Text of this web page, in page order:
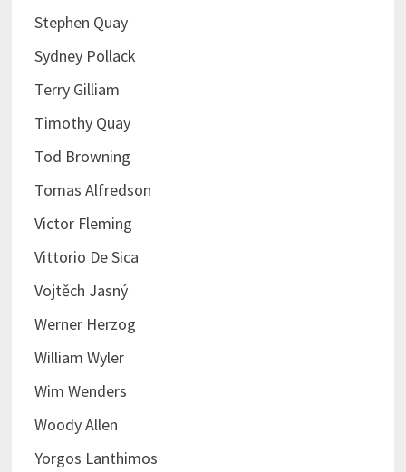
Stephen Quay
Sydney Pollack
Terry Gilliam
Timothy Quay
Tod Browning
Tomas Alfredson
Victor Fleming
Vittorio De Sica
Vojtěch Jasný
Werner Herzog
William Wyler
Wim Wenders
Woody Allen
Yorgos Lanthimos